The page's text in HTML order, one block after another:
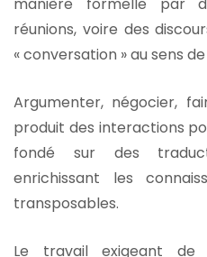
réunions, voire des
« conversation » au sens
Argumenter, négocier,
produit des interactions
fondé sur des
enrichissant les
transposables.
Le travail exigeant de